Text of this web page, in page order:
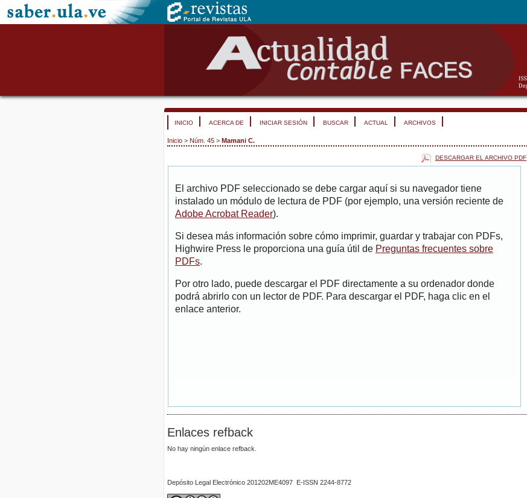
INICIO ACERCA DE INICIAR SESIÓN BUSCAR ACTUAL ARCHIVOS
Inicio > Núm. 45 > Mamani C.
DESCARGAR EL ARCHIVO PDF
El archivo PDF seleccionado se debe cargar aquí si su navegador tiene
instalado un módulo de lectura de PDF (por ejemplo, una versión reciente de
Adobe Acrobat Reader).
Si desea más información sobre cómo imprimir, guardar y trabajar con PDFs,
Highwire Press le proporciona una guía útil de Preguntas frecuentes sobre
PDFs.
Por otro lado, puede descargar el PDF directamente a su ordenador donde
podrá abrirlo con un lector de PDF. Para descargar el PDF, haga clic en el
enlace anterior.
Enlaces refback
No hay ningún enlace refback.
Depósito Legal Electrónico 201202ME4097 E-ISSN 2244-8772